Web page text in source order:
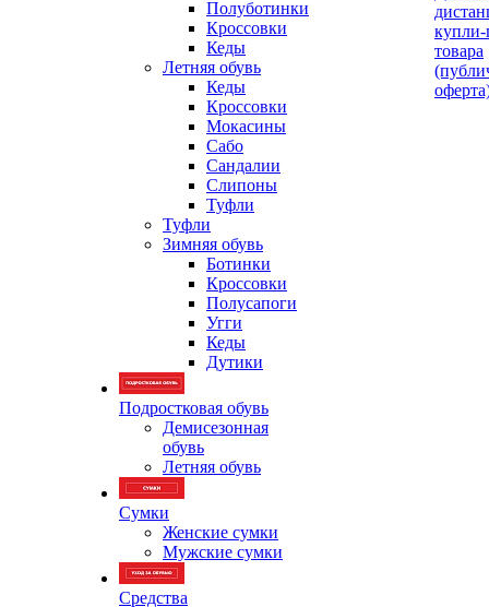
Полуботинки
Кроссовки
Кеды
Летняя обувь
Кеды
Кроссовки
Мокасины
Сабо
Сандалии
Слипоны
Туфли
Туфли
Зимняя обувь
Ботинки
Кроссовки
Полусапоги
Угги
Кеды
Дутики
Подростковая обувь
Демисезонная
обувь
Летняя обувь
Сумки
Женские сумки
Мужские сумки
Средства
товара